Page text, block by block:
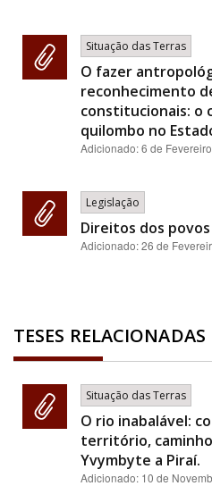
Situação das Terras
O fazer
reconhecimento
constitucionais: o
quilombo no
Adicionado:6 de
Legislação
Direitos dos
Adicionado:26 de
TESES RELACIONADAS
Situação das Terras
O rio inabalável:
território,
Yvymbyte a Piraí.
Adicionado: 10 de